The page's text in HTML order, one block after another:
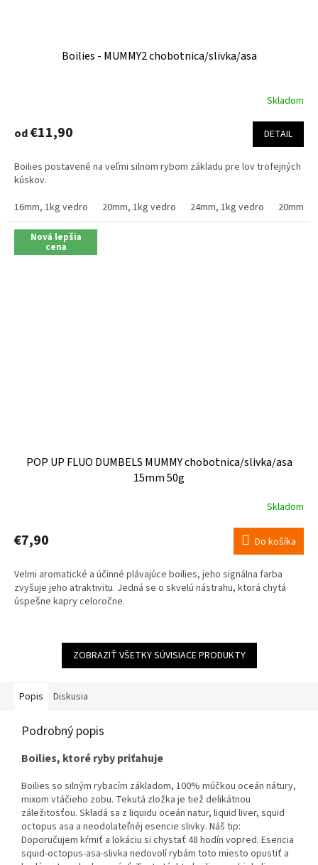
Boilies - MUMMY2 chobotnica/slivka/asa
produktu
z
5
Skladom
od€11,90 DETAIL
Boilies postavené na veľmi silnom rybom základu pre lov trofejných
kúskov.
16mm, 1kg vedro
20mm, 1kg vedro 24mm, 1kg vedro 20mm,
Nová lepšia
cena
POP UP FLUO DUMBELS MUMMY chobotnica/slivka/asa
15mm 50g
Skladom
€7,90 Do košíka
Velmi aromatické a účinné plávajúce boilies, jeho signálna farba
zvyšuje jeho atraktivitu. Jedná se o skvelú nástrahu, ktorá chytá
úspešne kapry celoročne.
ZOBRAZIŤ VŠETKY SÚVISIACE PRODUKTY
Popis Diskusia
Podrobný popis
Boilies, ktoré rybypriťahuje
Boilies so silným rybacím základom, 100% múčkou oceán nátury,
mixom vtáčieho zobu. Tekutá zložka je tiež delikátnou
záležitosťou. Skladá sa z liquidu oceán natur, liquid liver, squid
octopus asa a neodolateľnéj esencie slivky. Náš tip:
Doporučujem kŕmiť a lokáciu si chystať 48 hodín vopred. Esencia
squid-octopus-asa-slivka nedovolírybám toto miesto opustiť a